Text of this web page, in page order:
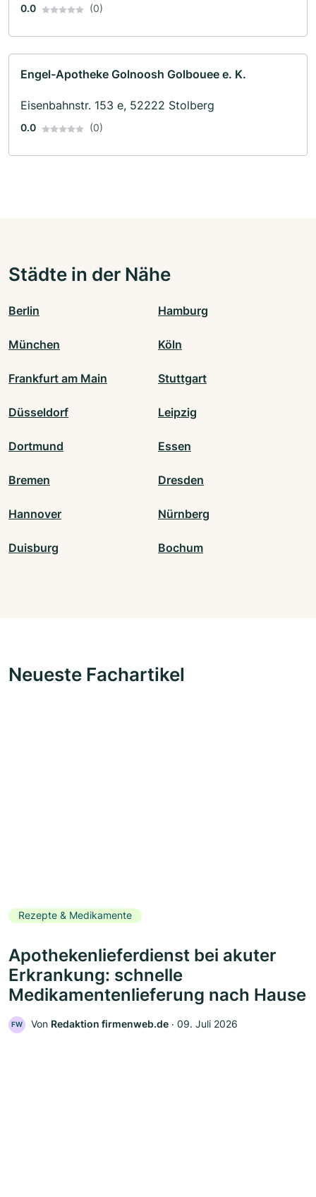
0.0 (0)
Engel-Apotheke Golnoosh Golbouee e. K.
Eisenbahnstr. 153 e, 52222 Stolberg
0.0 (0)
Städte in der Nähe
Berlin Hamburg
München Köln
Frankfurt am Main Stuttgart
Düsseldorf Leipzig
Dortmund Essen
Bremen Dresden
Hannover Nürnberg
Duisburg Bochum
Neueste Fachartikel
Rezepte & Medikamente
Apothekenlieferdienst bei akuter
Erkrankung: schnelle
Medikamentenlieferung nach Hause
FW Von Redaktion firmenweb.de ‧ 09. Juli 2026